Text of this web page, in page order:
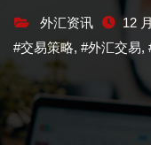
外汇资讯 12
#交易策略, #外汇交易,